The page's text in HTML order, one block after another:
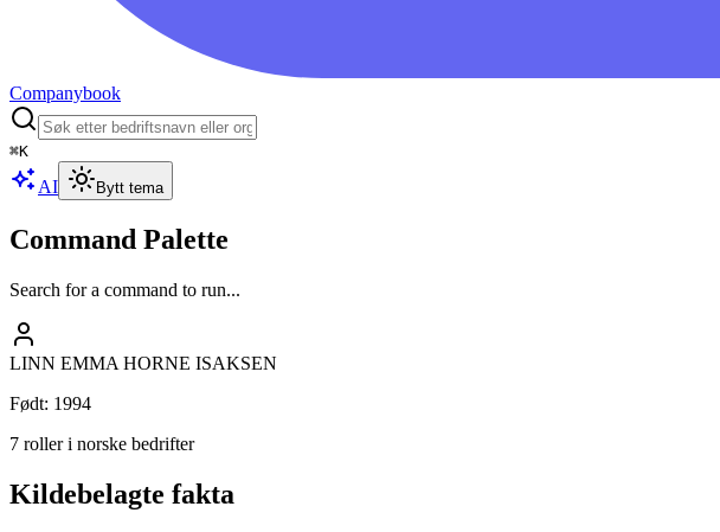
Companybook
⌘K
AI Bytt tema
Command Palette
Search for a command to run...
LINN EMMA HORNE ISAKSEN
Født: 1994
7 roller i norske bedrifter
Kildebelagte fakta